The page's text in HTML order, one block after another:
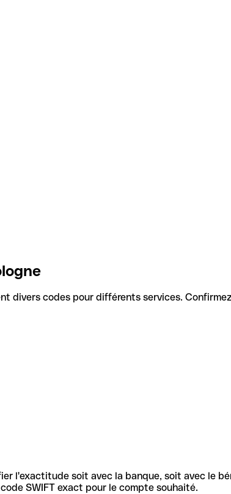
divers codes pour différents services.
l'exactitude soit avec la banque, soit avec le
SWIFT exact pour le compte souhaité.